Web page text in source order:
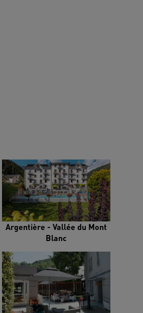
Argentière - Vallée du Mont
Blanc